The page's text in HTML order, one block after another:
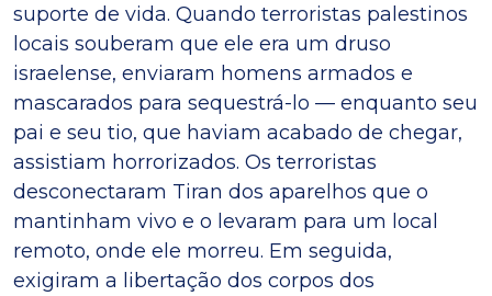
suporte de vida. Quando terroristas palestinos
locais souberam que ele era um druso
israelense, enviaram homens armados e
mascarados para sequestrá-lo — enquanto seu
pai e seu tio, que haviam acabado de chegar,
assistiam horrorizados. Os terroristas
desconectaram Tiran dos aparelhos que o
mantinham vivo e o levaram para um local
remoto, onde ele morreu. Em seguida,
exigiram a libertação dos corpos dos